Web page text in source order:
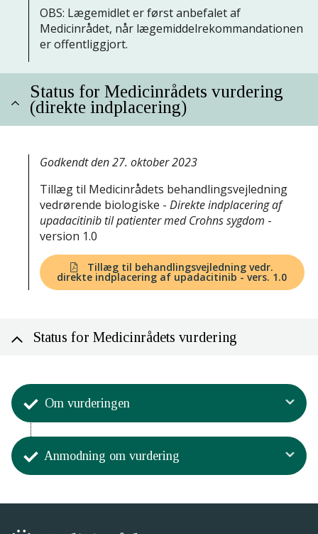
OBS: Lægemidlet er først anbefalet af
Medicinrådet, når lægemiddelrekommandationen
er offentliggjort.
Status for Medicinrådets vurdering
(direkte indplacering)
Godkendt den 27. oktober 2023
Tillæg til Medicinrådets behandlingsvejledning
vedrørende biologiske - Direkte indplacering af
upadacitinib til patienter med Crohns sygdom -
version 1.0
Tillæg til behandlingsvejledning vedr.
direkte indplacering af upadacitinib - vers. 1.0
Status for Medicinrådets vurdering
Om vurderingen
Aktivitet
Medicinrådet har indplaceret
lægemidlet i
Anmodning om vurdering